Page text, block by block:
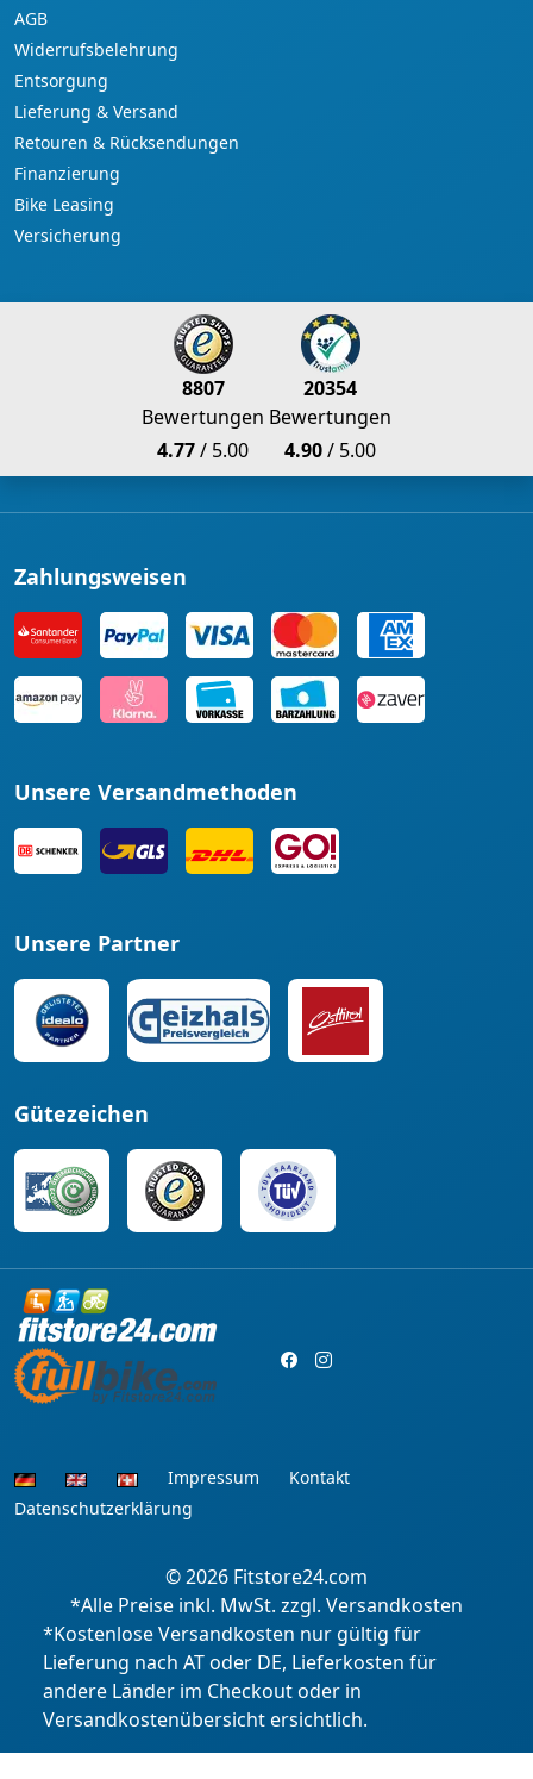
AGB
Widerrufsbelehrung
Entsorgung
Lieferung & Versand
Retouren & Rücksendungen
Finanzierung
Bike Leasing
Versicherung
8807
Bewertungen
4.77/ 5.00
20354
Bewertungen
4.90/ 5.00
Zahlungsweisen
Unsere Versandmethoden
Unsere Partner
Gütezeichen
Impressum
Kontakt
Datenschutzerklärung
© 2026 Fitstore24.com
*Alle Preise inkl. MwSt. zzgl. Versandkosten
*Kostenlose Versandkosten nur gültig für
Lieferung nach AT oder DE, Lieferkosten für
andere Länder im Checkout oder in
Versandkostenübersicht ersichtlich.